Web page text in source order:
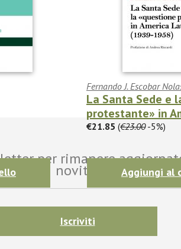
Fernando J. Escobar
La Santa Sede e
protestante» in
€21.85 (€23.00-5%)
Aggiungi al
per rimanere
novità!
Iscriviti